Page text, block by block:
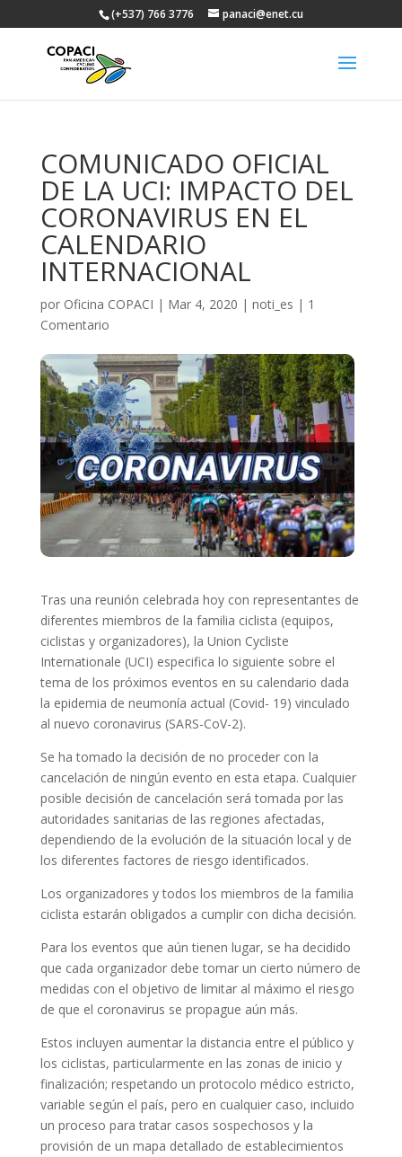
(+537) 766 3776 panaci@enet.cu
COMUNICADO OFICIAL
DE LA UCI: IMPACTO DEL
CORONAVIRUS EN EL
CALENDARIO
INTERNACIONAL
por Oficina COPACI | Mar 4, 2020 | noti_es | 1
Comentario
Tras una reunión celebrada hoy con representantes de
diferentes miembros de la familia ciclista (equipos,
ciclistas y organizadores), la Union Cycliste
Internationale (UCI) especifica lo siguiente sobre el
tema de los próximos eventos en su calendario dada
la epidemia de neumonía actual (Covid- 19) vinculado
al nuevo coronavirus (SARS-CoV-2).
Se ha tomado la decisión de no proceder con la
cancelación de ningún evento en esta etapa. Cualquier
posible decisión de cancelación será tomada por las
autoridades sanitarias de las regiones afectadas,
dependiendo de la evolución de la situación local y de
los diferentes factores de riesgo identificados.
Los organizadores y todos los miembros de la familia
ciclista estarán obligados a cumplir con dicha decisión.
Para los eventos que aún tienen lugar, se ha decidido
que cada organizador debe tomar un cierto número de
medidas con el objetivo de limitar al máximo el riesgo
de que el coronavirus se propague aún más.
Estos incluyen aumentar la distancia entre el público y
los ciclistas, particularmente en las zonas de inicio y
finalización; respetando un protocolo médico estricto,
variable según el país, pero en cualquier caso, incluido
un proceso para tratar casos sospechosos y la
provisión de un mapa detallado de establecimientos